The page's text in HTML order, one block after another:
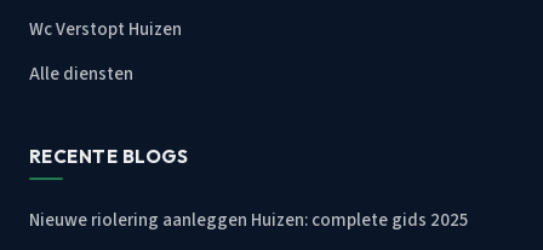
Wc Verstopt Huizen
Alle diensten
RECENTE BLOGS
Nieuwe riolering aanleggen Huizen: complete gids 2025